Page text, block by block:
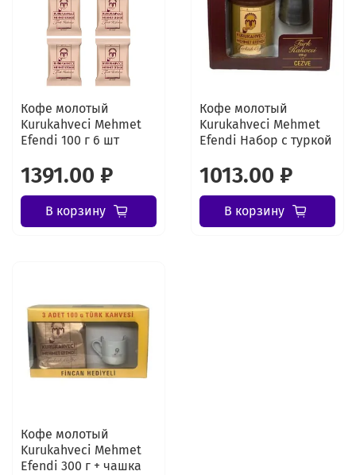
Кофе молотый
Kurukahveci Mehmet
Efendi 100 г 6 шт
1391.00 ₽
В корзину
Кофе молотый
Kurukahveci Mehmet
Efendi Набор с туркой
1013.00 ₽
В корзину
Кофе молотый
Kurukahveci Mehmet
Efendi 300 г + чашка